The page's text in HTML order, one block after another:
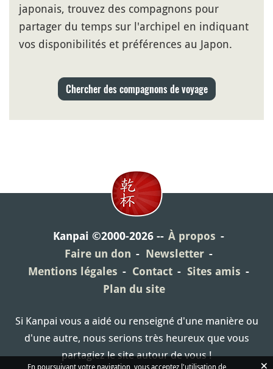
japonais, trouvez des compagnons pour
partager du temps sur l'archipel en indiquant
vos disponibilités et préférences au Japon.
Chercher des compagnons de voyage
Kanpai ©2000-2026
À propos
Faire un don
Newsletter
Mentions légales
Contact
Sites amis
Plan du site
Si Kanpai vous a aidé ou renseigné d'une manière ou
d'une autre, nous serions très heureux que vous
partagiez le site autour de vous !
En poursuivant votre navigation, vous acceptez l'utilisation de